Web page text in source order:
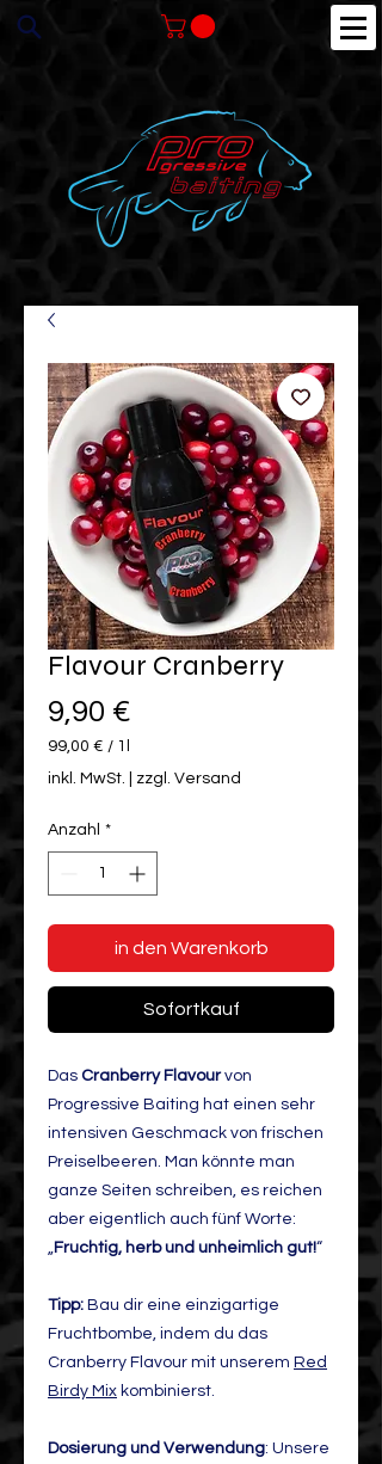
Flavour Cranberry
9,90 €
99,00 € / 1l
99,00 €
Liter
inkl. MwSt. zzgl. Versand
Anzahl *
in den Warenkorb
Sofortkauf
Das Cranberry Flavourvon
Progressive Baiting hat einen sehr
intensiven Geschmack von frischen
Preiselbeeren. Man könnte man
ganze Seiten schreiben, es reichen
aber eigentlich auch fünf Worte:
„Fruchtig, herb und unheimlich gut!“
Tipp: Bau dir eine einzigartige
Fruchtbombe, indem du das
Cranberry Flavour mit unserem Red
Birdy Mix kombinierst.
Dosierung und Verwendung: Unsere